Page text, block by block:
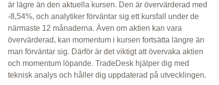
är lägre än den aktuella kursen. Den är övervärderad med
-8,54%, och analytiker förväntar sig ett kursfall under de
närmaste 12 månaderna. Även om aktien kan vara
övervärderad, kan momentum i kursen fortsätta längre än
man förväntar sig. Därför är det viktigt att övervaka aktien
och momentum löpande. TradeDesk hjälper dig med
teknisk analys och håller dig uppdaterad på utvecklingen.